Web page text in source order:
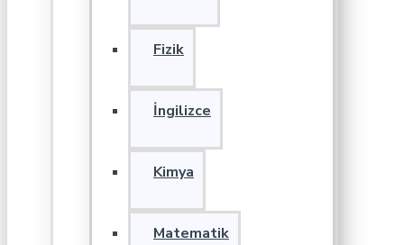
Fizik
İngilizce
Kimya
Matematik